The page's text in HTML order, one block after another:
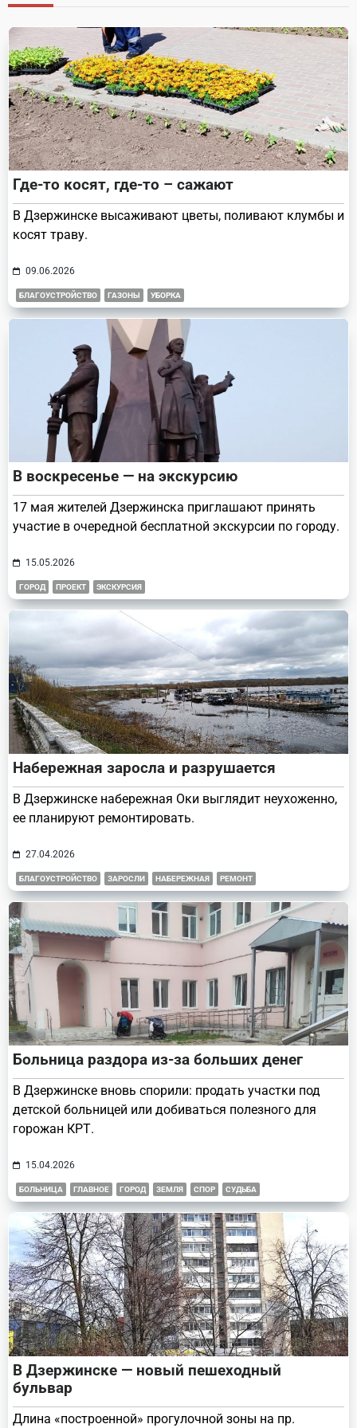
reader-
text">Page</span>
Где-то косят, где-то – сажают
В Дзержинске высаживают цветы, поливают клумбы и
косят траву.
09.06.2026
БЛАГОУСТРОЙСТВО ГАЗОНЫ УБОРКА
В воскресенье — на экскурсию
17 мая жителей Дзержинска приглашают принять
участие в очередной бесплатной экскурсии по городу.
15.05.2026
ГОРОД ПРОЕКТ ЭКСКУРСИЯ
Набережная заросла и разрушается
В Дзержинске набережная Оки выглядит неухоженно,
ее планируют ремонтировать.
27.04.2026
БЛАГОУСТРОЙСТВО ЗАРОСЛИ НАБЕРЕЖНАЯ РЕМОНТ
Больница раздора из-за больших денег
В Дзержинске вновь спорили: продать участки под
детской больницей или добиваться полезного для
горожан КРТ.
15.04.2026
БОЛЬНИЦА ГЛАВНОЕ ГОРОД ЗЕМЛЯ СПОР СУДЬБА
В Дзержинске — новый пешеходный
бульвар
Длина «построенной» прогулочной зоны на пр.